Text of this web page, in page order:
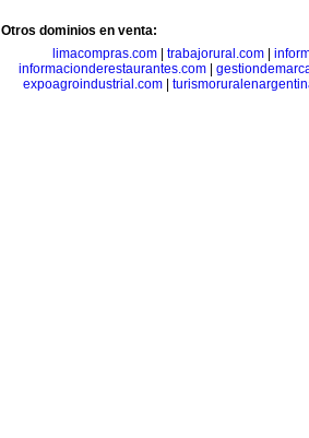
Otros dominios en venta:
limacompras.com| trabajorural.com|
informacionderestaurantes.com|
expoagroindustrial.com|